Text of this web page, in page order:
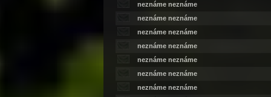
neznáme neznáme
neznáme neznáme
neznáme neznáme
neznáme neznáme
neznáme neznáme
neznáme neznáme
neznáme neznáme